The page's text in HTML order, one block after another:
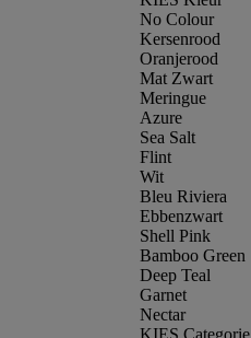
No Colour
Kersenrood
Oranjerood
Mat Zwart
Meringue
Azure
Sea Salt
Flint
Wit
Bleu Riviera
Ebbenzwart
Shell Pink
Bamboo Green
Deep Teal
Garnet
Nectar
KIES Categorie